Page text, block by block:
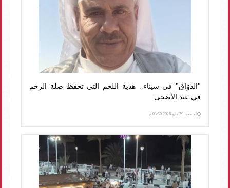
"الذوّاق" في سيناء.. هدية اللحم التي تحفظ صلة الرحم
في عيد الأضحى
الجمعة، 29 مايو 2026 03:30 م